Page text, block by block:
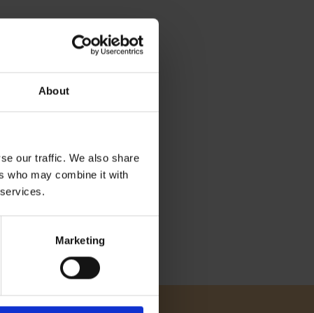
About
our traffic. We also share
who may combine it with
Marketing